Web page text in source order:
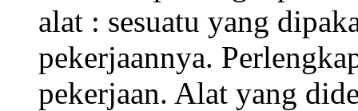
alat : sesuatu yang
pekerjaannya.
pekerjaan. Alat yang